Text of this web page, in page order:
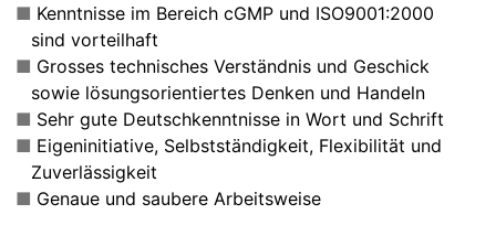
Kenntnisse im Bereich cGMP und ISO9001:2000
sind vorteilhaft
Grosses technisches Verständnis und Geschick
sowie lösungsorientiertes Denken und Handeln
Sehr gute Deutschkenntnisse in Wort und Schrift
Eigeninitiative, Selbstständigkeit, Flexibilität und
Zuverlässigkeit
Genaue und saubere Arbeitsweise